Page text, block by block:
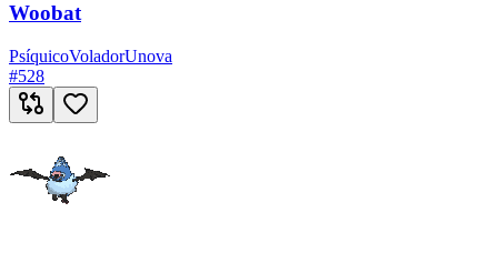
Woobat
PsíquicoVoladorUnova
#528